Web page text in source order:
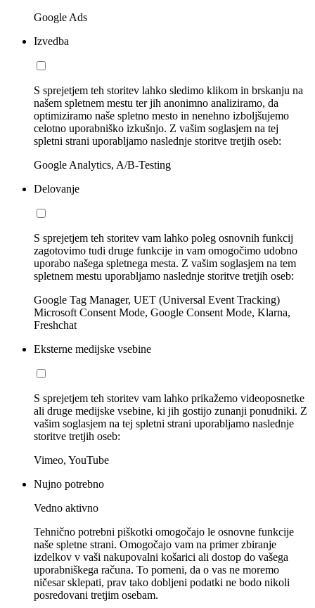
Google Ads
Izvedba
S sprejetjem teh storitev lahko sledimo klikom in brskanju na
našem spletnem mestu ter jih anonimno analiziramo, da
optimiziramo naše spletno mesto in nenehno izboljšujemo
celotno uporabniško izkušnjo. Z vašim soglasjem na tej
spletni strani uporabljamo naslednje storitve tretjih oseb:
Google Analytics, A/B-Testing
Delovanje
S sprejetjem teh storitev vam lahko poleg osnovnih funkcij
zagotovimo tudi druge funkcije in vam omogočimo udobno
uporabo našega spletnega mesta. Z vašim soglasjem na tem
spletnem mestu uporabljamo naslednje storitve tretjih oseb:
Google Tag Manager, UET (Universal Event Tracking)
Microsoft Consent Mode, Google Consent Mode, Klarna,
Freshchat
Eksterne medijske vsebine
S sprejetjem teh storitev vam lahko prikažemo videoposnetke
ali druge medijske vsebine, ki jih gostijo zunanji ponudniki. Z
vašim soglasjem na tej spletni strani uporabljamo naslednje
storitve tretjih oseb:
Vimeo, YouTube
Nujno potrebno
Vedno aktivno
Tehnično potrebni piškotki omogočajo le osnovne funkcije
naše spletne strani. Omogočajo vam na primer zbiranje
izdelkov v vaši nakupovalni košarici ali dostop do vašega
uporabniškega računa. To pomeni, da o vas ne moremo
ničesar sklepati, prav tako dobljeni podatki ne bodo nikoli
posredovani tretjim osebam.